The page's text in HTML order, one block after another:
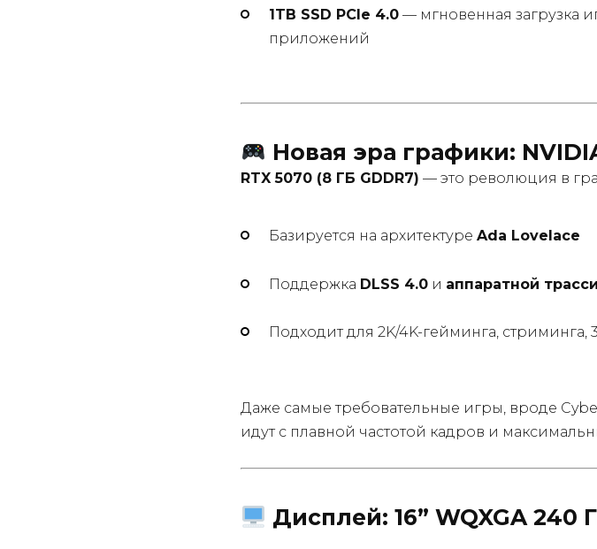
1TB SSD PCIe 4.0 — мгновенная загрузка
приложений
Новая эра графики:
RTX 5070 (8 ГБ GDDR7) — это революция в
Базируется на архитектуре Ada Lovelace
Поддержка DLSS 4.0 и аппаратной
Подходит для 2K/4K-гейминга, стриминга,
Даже самые требовательные игры, вроде
идут с плавной частотой кадров и
Дисплей: 16” WQXGA 240